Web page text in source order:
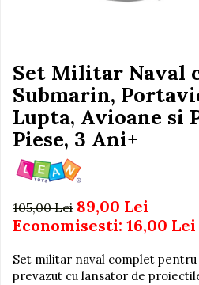
Caluti balansoar
Interactive, educative si
muzicale
Figurine
Ateliere si unelte
Blocuri de constructie
Covorase de dans
Creative
De plus
Electrocasnice si bucatarii
Perioada Sarcinii
Pompe de san
Sisteme De Purtare
Set Militar Naval
Submarin,
Lupta, Avioane si
Piese, 3 Ani+
105,00 Lei 89,00 Lei
Economisesti: 16,00 Lei
Set militar naval complet pentru
prevazut cu lansator de